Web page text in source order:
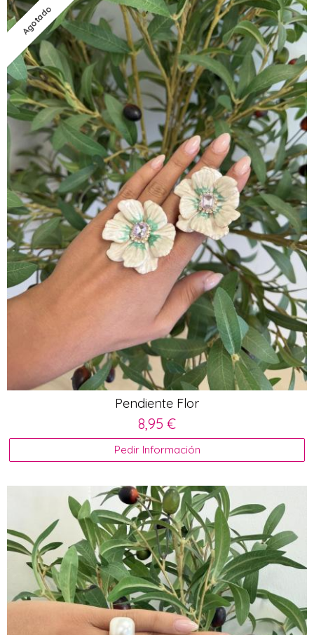
Agotado
Pendiente Flor
8,95 €
Pedir Información